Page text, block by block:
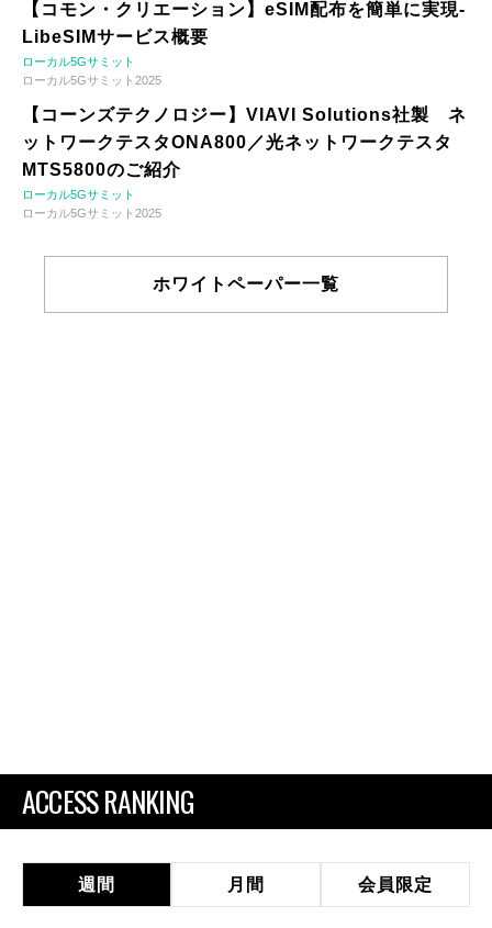
【コモン・クリエーション】eSIM配布を簡単に実現-
LibeSIMサービス概要
ローカル5Gサミット
ローカル5Gサミット2025
【コーンズテクノロジー】VIAVI Solutions社製 ネ
ットワークテスタONA800／光ネットワークテスタ
MTS5800のご紹介
ローカル5Gサミット
ローカル5Gサミット2025
ホワイトペーパー一覧
ACCESS RANKING
週間 月間 会員限定